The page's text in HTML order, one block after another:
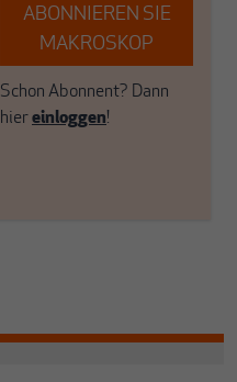
ABONNIEREN SIE
MAKROSKOP
Schon Abonnent? Dann
hiereinloggen!